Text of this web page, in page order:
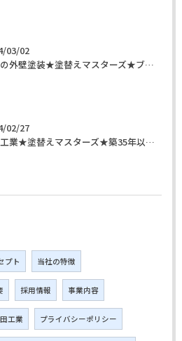
03/02
広島市の外壁塗装★塗替えマスターズ★ブログ「初めて家を手入れするのに」
02/27
㈱室田工業★塗替えマスターズ★築35年以上のお宅の施工事例
プト 当社の特徴
採用情報 事業内容
工業 プライバシーポリシー